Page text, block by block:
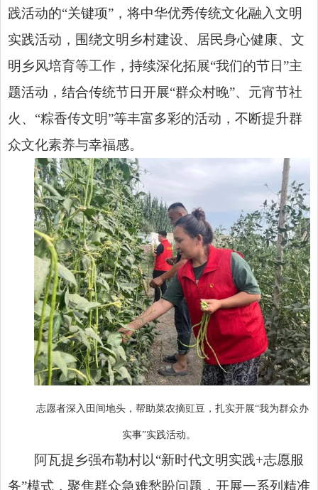
践活动的“关键项”，将中华优秀传统文化融入文明
实践活动，围绕文明乡村建设、居民身心健康、文
明乡风培育等工作，持续深化拓展“我们的节日”主
题活动，结合传统节日开展“群众村晚”、元宵节社
火、“粽香传文明”等丰富多彩的活动，不断提升群
众文化素养与幸福感。
志愿者深入田间地头，帮助菜农摘豇豆，扎实开展“我为群众办
实事”实践活动。
阿瓦提乡强布勒村以“新时代文明实践+志愿服
务”模式，聚焦群众急难愁盼问题，开展一系列精准